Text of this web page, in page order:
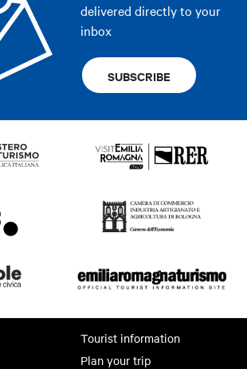
delivered directly to your
inbox
SUBSCRIBE
Tourist information
Plan your trip